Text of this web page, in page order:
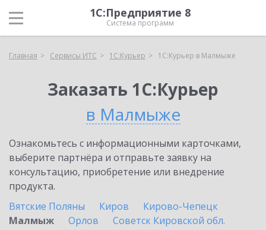
1С:Предприятие 8
Система программ
Главная Сервисы ИТС 1С:Курьер 1С:Курьер в Малмыже
Заказать 1С:Курьер
в Малмыже
Ознакомьтесь с информационными карточками,
выберите партнёра и отправьте заявку на
консультацию, приобретение или внедрение
продукта.
Вятские Поляны
Киров
Кирово-Чепецк
Малмыж
Орлов
Советск Кировской обл.